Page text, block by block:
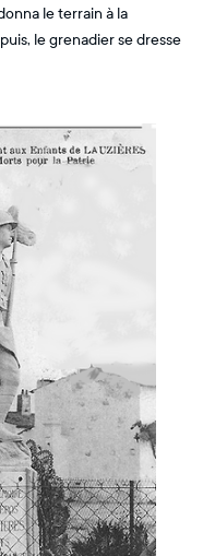
le terrain à la
le grenadier se dresse